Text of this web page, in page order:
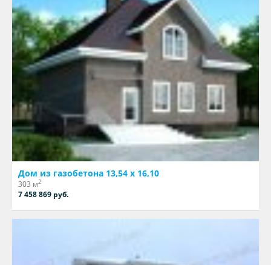
Дом из газобетона 13,54 х 16,10
303 м2
7 458 869 руб.